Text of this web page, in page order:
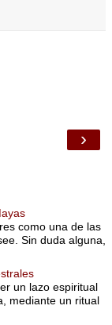
›
como una de las
Sin duda alguna,
un lazo espiritual
mediante un ritual